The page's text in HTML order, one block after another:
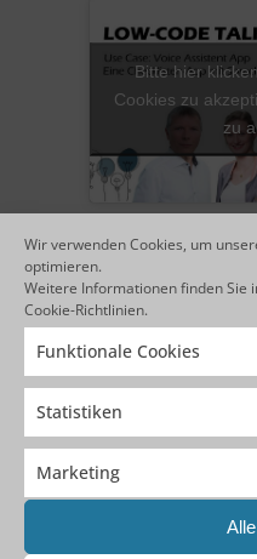
Wir verwenden Cookies, um
optimieren.
Weitere Informationen finden Sie
Cookie-Richtlinien.
Funktionale Cookies
Statistiken
Marketing
Bitte hier
Cookies zu
zu